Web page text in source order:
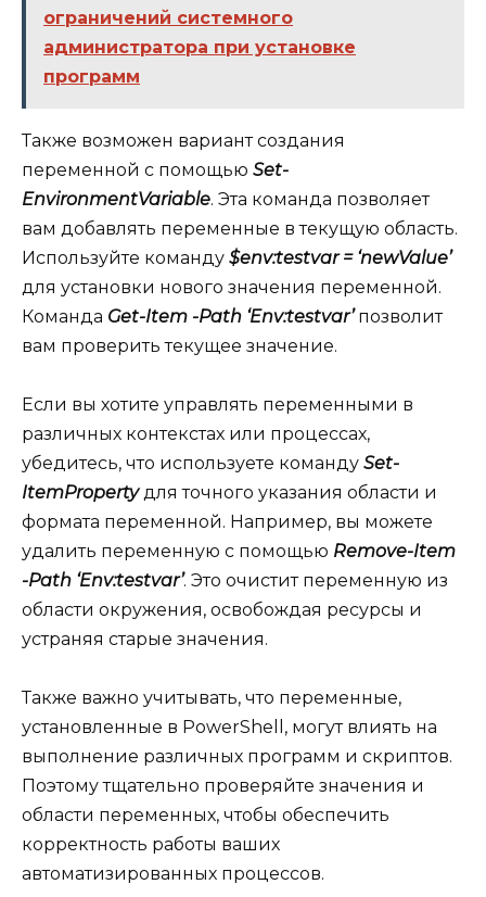
ограничений системного
администратора при установке
программ
Также возможен вариант создания
переменной с помощью Set-
EnvironmentVariable. Эта команда позволяет
вам добавлять переменные в текущую область.
Используйте команду $env:testvar = ‘newValue’
для установки нового значения переменной.
Команда Get-Item -Path ‘Env:testvar’позволит
вам проверить текущее значение.
Если вы хотите управлять переменными в
различных контекстах или процессах,
убедитесь, что используете команду Set-
ItemPropertyдля точного указания области и
формата переменной. Например, вы можете
удалить переменную с помощью Remove-Item
-Path ‘Env:testvar’. Это очистит переменную из
области окружения, освобождая ресурсы и
устраняя старые значения.
Также важно учитывать, что переменные,
установленные в PowerShell, могут влиять на
выполнение различных программ и скриптов.
Поэтому тщательно проверяйте значения и
области переменных, чтобы обеспечить
корректность работы ваших
автоматизированных процессов.